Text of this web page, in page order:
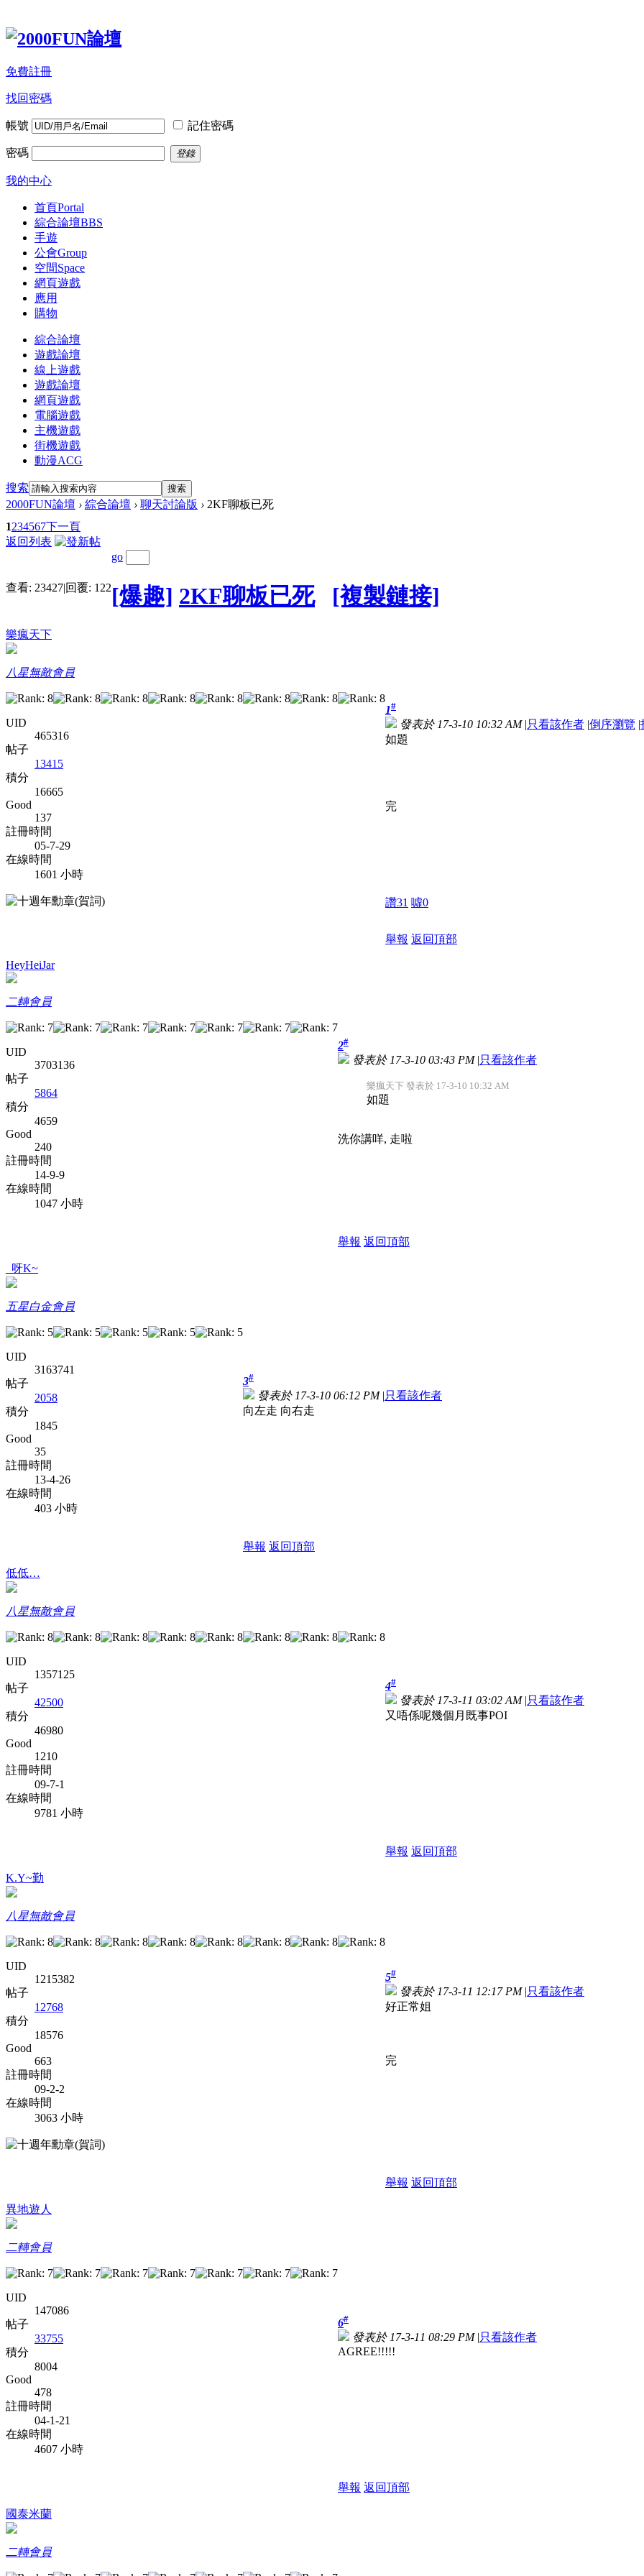
免費註冊
找回密碼
帳號 記住密碼
密碼 登錄
我的中心
首頁Portal
綜合論壇BBS
手遊
公會Group
空間Space
網頁遊戲
應用
購物
綜合論壇
遊戲論壇
線上遊戲
遊戲論壇
網頁遊戲
電腦遊戲
主機遊戲
街機遊戲
動漫ACG
搜索 搜索
2000FUN論壇 › 綜合論壇 › 聊天討論版 › 2KF聊板已死
1234567下一頁
返回列表
查看: 23427|回覆: 122
go
[爆趣] 2KF聊板已死 [複製鏈接]
樂瘋天下
八星無敵會員
UID
465316
帖子
13415
積分
16665
Good
137
註冊時間
05-7-29
在線時間
1601 小時
1#
發表於 17-3-10 10:32 AM |只看該作者 |倒序瀏覽 |
如題
完
讚31 噓0
舉報 返回頂部
HeyHeiJar
二轉會員
UID
3703136
帖子
5864
積分
4659
Good
240
註冊時間
14-9-9
在線時間
1047 小時
2#
發表於 17-3-10 03:43 PM |只看該作者
樂瘋天下 發表於 17-3-10 10:32 AM
如題
洗你講咩, 走啦
舉報 返回頂部
_呀K~
五星白金會員
UID
3163741
帖子
2058
積分
1845
Good
35
註冊時間
13-4-26
在線時間
403 小時
3#
發表於 17-3-10 06:12 PM |只看該作者
向左走 向右走
舉報 返回頂部
低低…
八星無敵會員
UID
1357125
帖子
42500
積分
46980
Good
1210
註冊時間
09-7-1
在線時間
9781 小時
4#
發表於 17-3-11 03:02 AM |只看該作者
又唔係呢幾個月既事POI
舉報 返回頂部
K.Y~勤
八星無敵會員
UID
1215382
帖子
12768
積分
18576
Good
663
註冊時間
09-2-2
在線時間
3063 小時
5#
發表於 17-3-11 12:17 PM |只看該作者
好正常姐
完
舉報 返回頂部
異地遊人
二轉會員
UID
147086
帖子
33755
積分
8004
Good
478
註冊時間
04-1-21
在線時間
4607 小時
6#
發表於 17-3-11 08:29 PM |只看該作者
AGREE!!!!!
舉報 返回頂部
國泰米蘭
二轉會員